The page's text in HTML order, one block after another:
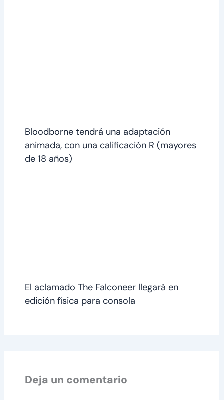
Bloodborne tendrá una adaptación
animada, con una calificación R (mayores
de 18 años)
El aclamado The Falconeer llegará en
edición física para consola
Deja un comentario